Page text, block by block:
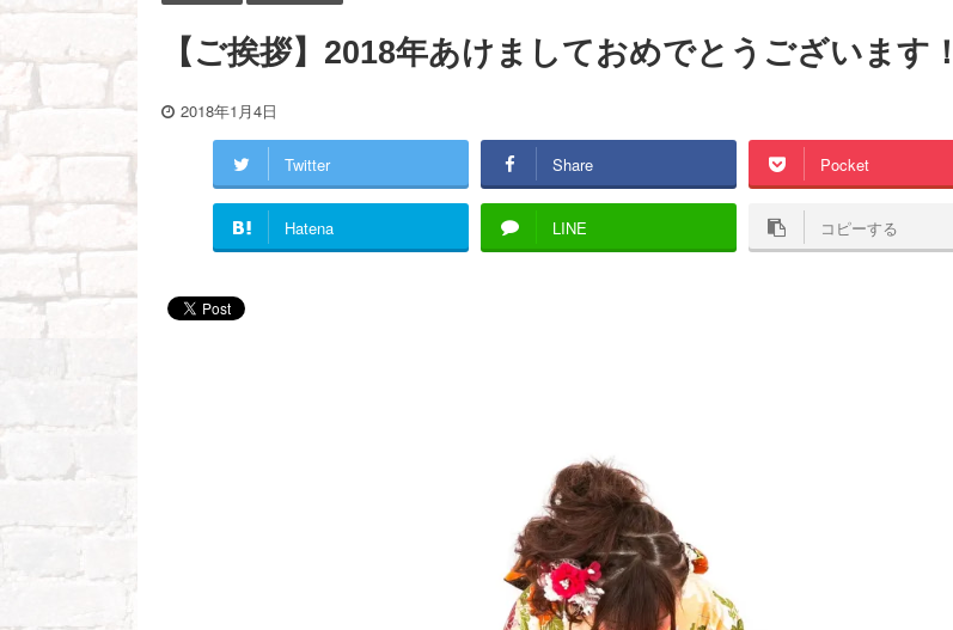
【ご挨拶】2018年あけましておめでとうございます！
2018年1月4日
Twitter Share Pocket
Hatena LINE コピーする